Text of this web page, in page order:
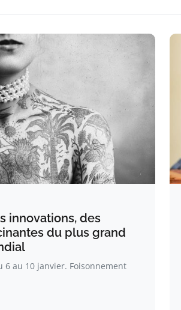
innovations, des
du plus grand
6 au 10 janvier. Foisonnement